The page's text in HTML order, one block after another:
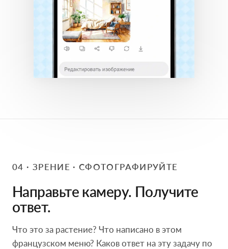
04 · ЗРЕНИЕ · СФОТОГРАФИРУЙТЕ
Направьте камеру. Получите
ответ.
Что это за растение? Что написано в этом
французском меню? Каков ответ на эту задачу по